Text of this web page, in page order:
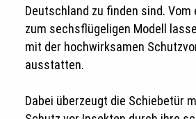
Deutschland zu finden sind.
zum sechsflügeligen Modell
mit der hochwirksamen
ausstatten.
Dabei überzeugt die Schiebetür